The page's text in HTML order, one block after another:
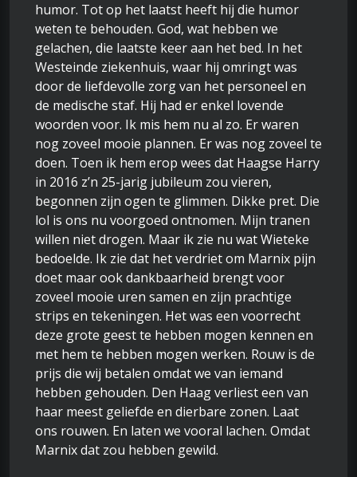
humor. Tot op het laatst heeft hij die humor
weten te behouden. God, wat hebben we
gelachen, die laatste keer aan het bed. In het
Westeinde ziekenhuis, waar hij omringt was
door de liefdevolle zorg van het personeel en
de medische staf. Hij had er enkel lovende
woorden voor. Ik mis hem nu al zo. Er waren
nog zoveel mooie plannen. Er was nog zoveel te
doen. Toen ik hem erop wees dat Haagse Harry
in 2016 z’n 25-jarig jubileum zou vieren,
begonnen zijn ogen te glimmen. Dikke pret. Die
lol is ons nu voorgoed ontnomen. Mijn tranen
willen niet drogen. Maar ik zie nu wat Wieteke
bedoelde. Ik zie dat het verdriet om Marnix pijn
doet maar ook dankbaarheid brengt voor
zoveel mooie uren samen en zijn prachtige
strips en tekeningen. Het was een voorrecht
deze grote geest te hebben mogen kennen en
met hem te hebben mogen werken. Rouw is de
prijs die wij betalen omdat we van iemand
hebben gehouden. Den Haag verliest een van
haar meest geliefde en dierbare zonen. Laat
ons rouwen. En laten we vooral lachen. Omdat
Marnix dat zou hebben gewild.